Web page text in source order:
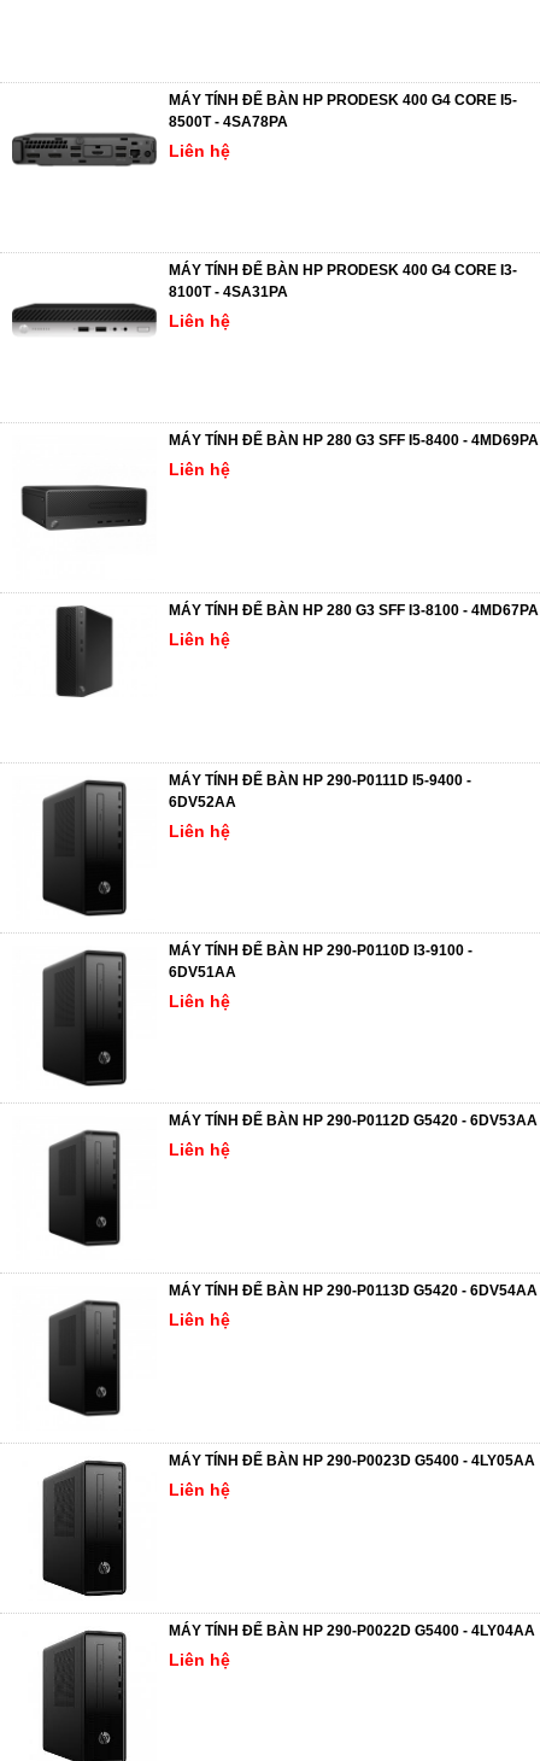
MÁY TÍNH ĐỂ BÀN HP PRODESK 400 G4 CORE I5-
8500T - 4SA78PA
Liên hệ
MÁY TÍNH ĐỂ BÀN HP PRODESK 400 G4 CORE I3-
8100T - 4SA31PA
Liên hệ
MÁY TÍNH ĐỂ BÀN HP 280 G3 SFF I5-8400 - 4MD69PA
Liên hệ
MÁY TÍNH ĐỂ BÀN HP 280 G3 SFF I3-8100 - 4MD67PA
Liên hệ
MÁY TÍNH ĐỂ BÀN HP 290-P0111D I5-9400 -
6DV52AA
Liên hệ
MÁY TÍNH ĐỂ BÀN HP 290-P0110D I3-9100 -
6DV51AA
Liên hệ
MÁY TÍNH ĐỂ BÀN HP 290-P0112D G5420 - 6DV53AA
Liên hệ
MÁY TÍNH ĐỂ BÀN HP 290-P0113D G5420 - 6DV54AA
Liên hệ
MÁY TÍNH ĐỂ BÀN HP 290-P0023D G5400 - 4LY05AA
Liên hệ
MÁY TÍNH ĐỂ BÀN HP 290-P0022D G5400 - 4LY04AA
Liên hệ